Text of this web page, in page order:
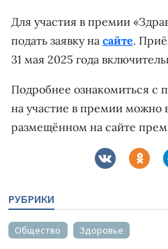
Для участия в премии
подать заявку на сайте.
31 мая 2025 года
Подробнее ознакомиться с
на участие в премии можно
размещённом на сайте
РУБРИКИ
Общество Здоровье